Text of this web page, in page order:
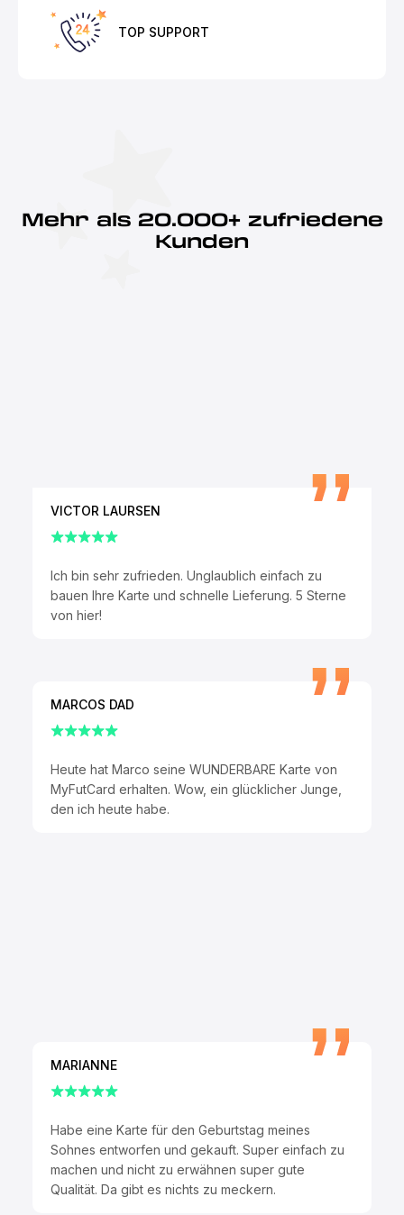
TOP SUPPORT
Mehr als 20.000+ zufriedene
Kunden
VICTOR LAURSEN
Ich bin sehr zufrieden. Unglaublich einfach zu
bauen Ihre Karte und schnelle Lieferung. 5 Sterne
von hier!
MARCOS DAD
Heute hat Marco seine WUNDERBARE Karte von
MyFutCard erhalten. Wow, ein glücklicher Junge,
den ich heute habe.
MARIANNE
Habe eine Karte für den Geburtstag meines
Sohnes entworfen und gekauft. Super einfach zu
machen und nicht zu erwähnen super gute
Qualität. Da gibt es nichts zu meckern.